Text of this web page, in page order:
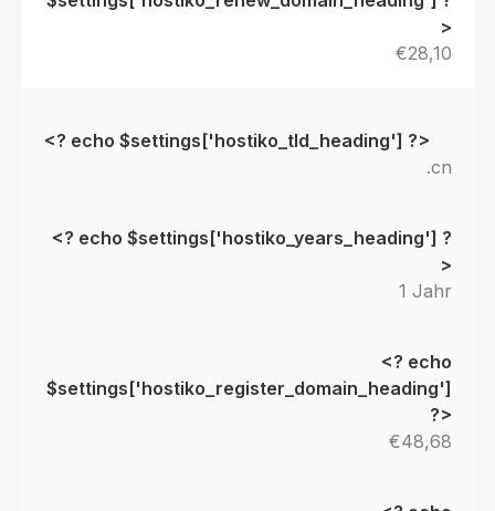
€28,10
.cn
1 Jahr
€48,68